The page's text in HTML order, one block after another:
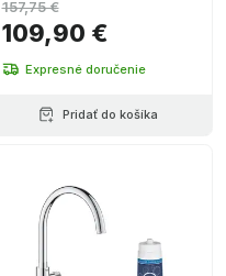
109,90 €
157,75 €
Expresné doručenie
Pridať do košíka